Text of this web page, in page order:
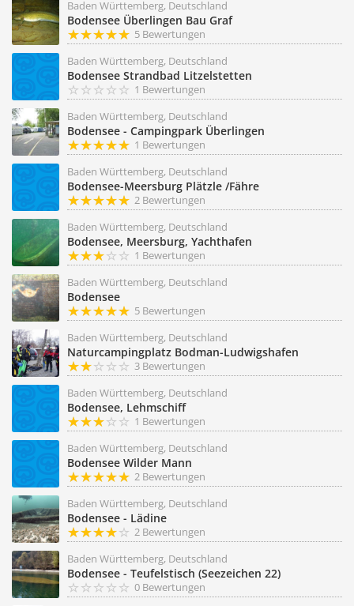
Baden Württemberg, Deutschland
Bodensee Überlingen Bau Graf
5 Bewertungen
Baden Württemberg, Deutschland
Bodensee Strandbad Litzelstetten
1 Bewertungen
Baden Württemberg, Deutschland
Bodensee - Campingpark Überlingen
1 Bewertungen
Baden Württemberg, Deutschland
Bodensee-Meersburg Plätzle /Fähre
2 Bewertungen
Baden Württemberg, Deutschland
Bodensee, Meersburg, Yachthafen
1 Bewertungen
Baden Württemberg, Deutschland
Bodensee
5 Bewertungen
Baden Württemberg, Deutschland
Naturcampingplatz Bodman-Ludwigshafen
3 Bewertungen
Baden Württemberg, Deutschland
Bodensee, Lehmschiff
1 Bewertungen
Baden Württemberg, Deutschland
Bodensee Wilder Mann
2 Bewertungen
Baden Württemberg, Deutschland
Bodensee - Lädine
2 Bewertungen
Baden Württemberg, Deutschland
Bodensee - Teufelstisch (Seezeichen 22)
0 Bewertungen